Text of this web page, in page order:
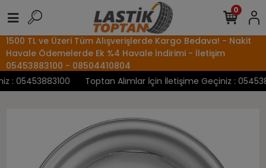
1500 TL ve Üzeri Tüm Alışverişlerde Kargo Bedava! - Nakit
Havale Ödemelerde Ek %4 Havale İndirimi - İletişim
05453883100 - 08504410804
05453883100
Toptan Alımlar İçin İletişime Geçiniz :
0